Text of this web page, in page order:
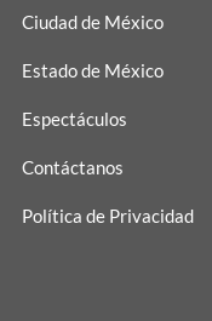
Ciudad de México
Estado de México
Espectáculos
Contáctanos
Política de Privacidad